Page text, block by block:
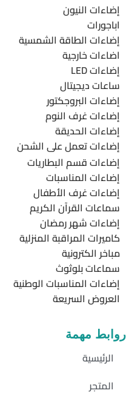
إضاءات النيون
اباجورات
إضاءات الطاقة الشمسية
اضاءات خارجية
إضاءات LED
ساعات ديجيتال
إضاءات البروجكتور
إضاءات غرف النوم
إضاءات الحديقة
إضاءات تعمل على الشحن
إضاءات قسم البطاريات
إضاءات المناسبات
إضاءات غرف الأطفال
سماعات القرآن الكريم
إضاءات شهر رمضان
كاميرات المراقبة المنزلية
مباخر الكترونية
سماعات بلوثوث
إضاءات المناسبات الوطنية
العروض السريعة
روابط مهمة
الرئيسية
المتجر